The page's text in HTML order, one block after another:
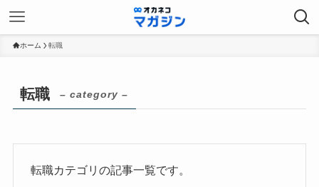
ホーム 転職
転職 – category –
転職カテゴリの記事一覧です。